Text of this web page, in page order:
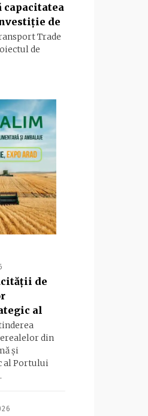
capacitatea
de
Trade
de
de
al
din
și
al Portului